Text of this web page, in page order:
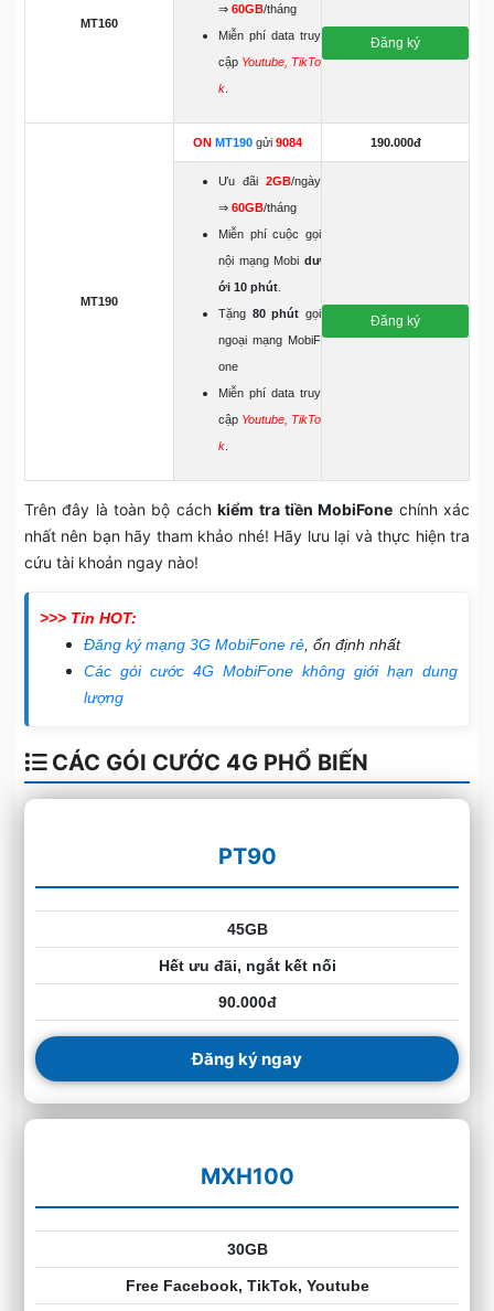
MT160
⇒ 60GB/tháng
Miễn phí data truy
cập Youtube, TikTo
k
Đăng ký
MT190
ON MT190 gửi 9084 190.000đ
Ưu đãi 2GB/ngày
⇒ 60GB/tháng
Miễn phí cuộc gọi
nội mạng Mobi dư
ới 10 phút
Tặng 80 phút gọi
ngoại mạng MobiF
one
Miễn phí data truy
cập Youtube, TikTo
k
Đăng ký
Trên đây là toàn bộ cáchkiểm tra tiền MobiFone chính xác
nhất nên bạn hãy tham khảo nhé! Hãy lưu lại và thực hiện tra
cứu tài khoản ngay nào!
>>> Tin HOT:
Đăng ký mạng 3G MobiFone rẻ , ổn định nhất
Các gói cước 4G MobiFone không giới hạn dung
lượng
CÁC GÓI CƯỚC 4G PHỔ BIẾN
PT90
45GB
Hết ưu đãi, ngắt kết nối
90.000đ
Đăng ký ngay
MXH100
30GB
Free Facebook, TikTok, Youtube